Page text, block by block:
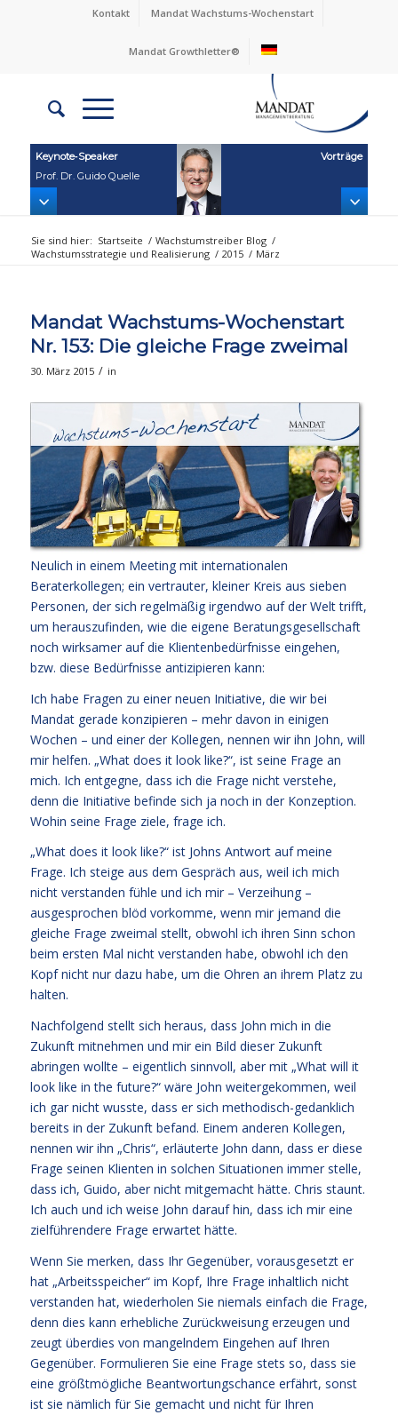
Kontakt Mandat Wachstums-Wochenstart
Mandat Growthletter®
Keynote‑Speaker
Prof. Dr. Guido Quelle
Vorträge
Sie sind hier: Startseite / Wachstumstreiber Blog /
Wachstumsstrategie und Realisierung / 2015 / März
Mandat Wachstums-Wochenstart
Nr. 153: Die gleiche Frage zweimal
30. März 2015 / in
Neulich in einem Meeting mit internationalen
Beraterkollegen; ein vertrauter, kleiner Kreis aus sieben
Personen, der sich regelmäßig irgendwo auf der Welt trifft,
um herauszufinden, wie die eigene Beratungsgesellschaft
noch wirksamer auf die Klientenbedürfnisse eingehen,
bzw. diese Bedürfnisse antizipieren kann:
Ich habe Fragen zu einer neuen Initiative, die wir bei
Mandat gerade konzipieren – mehr davon in einigen
Wochen – und einer der Kollegen, nennen wir ihn John, will
mir helfen. „What does it look like?“, ist seine Frage an
mich. Ich entgegne, dass ich die Frage nicht verstehe,
denn die Initiative befinde sich ja noch in der Konzeption.
Wohin seine Frage ziele, frage ich.
„What does it look like?“ ist Johns Antwort auf meine
Frage. Ich steige aus dem Gespräch aus, weil ich mich
nicht verstanden fühle und ich mir – Verzeihung –
ausgesprochen blöd vorkomme, wenn mir jemand die
gleiche Frage zweimal stellt, obwohl ich ihren Sinn schon
beim ersten Mal nicht verstanden habe, obwohl ich den
Kopf nicht nur dazu habe, um die Ohren an ihrem Platz zu
halten.
Nachfolgend stellt sich heraus, dass John mich in die
Zukunft mitnehmen und mir ein Bild dieser Zukunft
abringen wollte – eigentlich sinnvoll, aber mit „What will it
look like in the future?“ wäre John weitergekommen, weil
ich gar nicht wusste, dass er sich methodisch-gedanklich
bereits in der Zukunft befand. Einem anderen Kollegen,
nennen wir ihn „Chris“, erläuterte John dann, dass er diese
Frage seinen Klienten in solchen Situationen immer stelle,
dass ich, Guido, aber nicht mitgemacht hätte. Chris staunt.
Ich auch und ich weise John darauf hin, dass ich mir eine
zielführendere Frage erwartet hätte.
Wenn Sie merken, dass Ihr Gegenüber, vorausgesetzt er
hat „Arbeitsspeicher“ im Kopf, Ihre Frage inhaltlich nicht
verstanden hat, wiederholen Sie niemals einfach die Frage,
denn dies kann erhebliche Zurückweisung erzeugen und
zeugt überdies von mangelndem Eingehen auf Ihren
Gegenüber. Formulieren Sie eine Frage stets so, dass sie
eine größtmögliche Beantwortungschance erfährt, sonst
ist sie nämlich für Sie gemacht und nicht für Ihren